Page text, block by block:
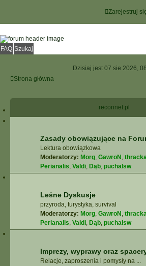
Zarejestruj
FAQ Szukaj
Dzisiaj jest 07 sie 2026,
Strona główna
reconnet.pl
Zasady obowiązujące na
Lektura obowiązkowa
Moderatorzy: Morg, GawroN ,
Perianalis, Valdi, Dąb, puchalsw
Leśne Dyskusje
przyroda, turystyka, survival
Moderatorzy: Morg, GawroN ,
Perianalis, Valdi, Dąb, puchalsw
Imprezy, wyprawy oraz
Relacje, zaproszenia i pomysły na ...